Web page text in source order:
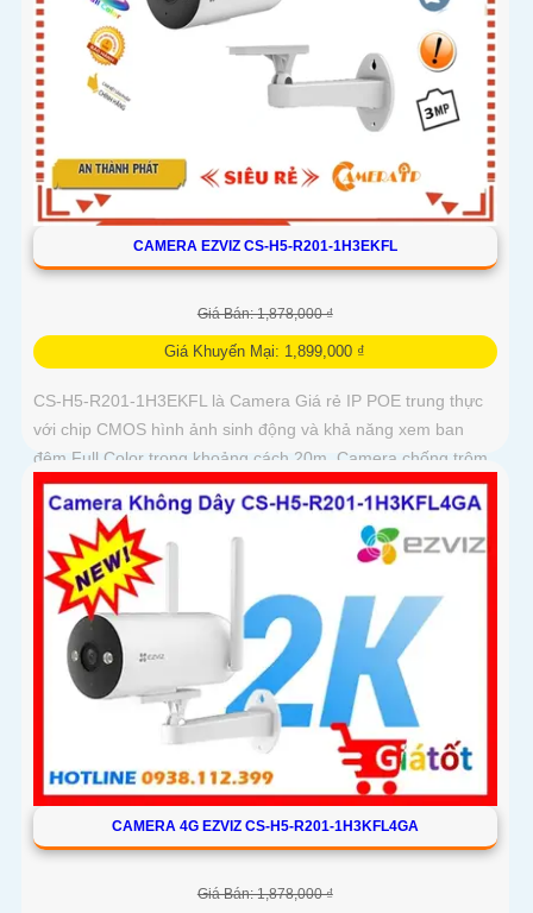
CAMERA EZVIZ CS-H5-R201-1H3EKFL
Giá Bán: 1,878,000 ₫
Giá Khuyến Mại: 1,899,000 ₫
CS-H5-R201-1H3EKFL là Camera Giá rẻ IP POE trung thực
với chip CMOS hình ảnh sinh động và khả năng xem ban
đêm Full Color trong khoảng cách 20m. Camera chống trộm
hiệu quả giá rẻ và tiết kiệm có độ phân giải 3
CAMERA 4G EZVIZ CS-H5-R201-1H3KFL4GA
Giá Bán: 1,878,000 ₫